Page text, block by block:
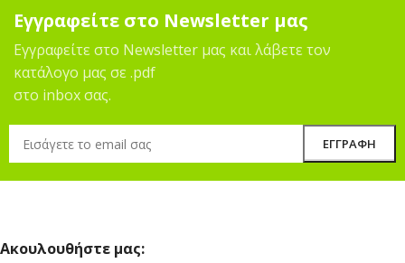
Εγγραφείτε στο Newsletter μας
Εγγραφείτε στο Newsletter μας και λάβετε τον
κατάλογο μας σε .pdf
στο inbox σας.
Ακουλουθήστε μας: